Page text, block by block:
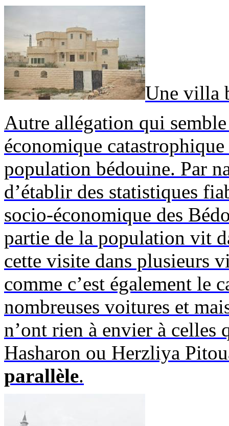
Une villa
Autre allégation qui
économique
population bédouine. Par
d’établir des statistiques
socio-économique des
partie de la population vit
cette visite dans plusieurs
comme c’est également le
nombreuses voitures et
n’ont rien à envier à celles
Hasharon ou Herzliya
parallèle.